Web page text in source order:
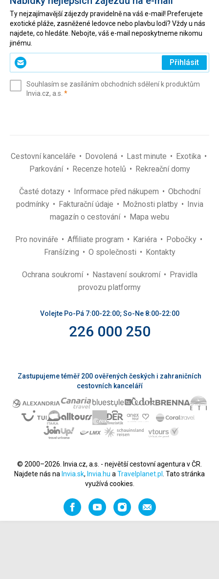
Ty nejzajímavější zájezdy pravidelně na váš e-mail! Preferujete
exotické pláže, zasněžené ledovce nebo plavbu lodí? Vždy u nás
najdete, co hledáte. Nebojte, váš e-mail neposkytneme nikomu
jinému.
Zadejte
svůj
(povinné)
Přihlásit
Souhlasím se zasíláním obchodních sdělení k produktům
Invia.cz, a.s. *(povinné)
Cestovní kanceláře Dovolená Last minute
Exotika
Parkování
Recenze hotelů Rekreační domy
Časté dotazy Informace před nákupem
Obchodní
podmínky
Fakturační údaje Možnosti platby
Invia
magazín o cestování
Mapa webu
Pro novináře Affiliate program Kariéra
Pobočky
Franšízing
O společnosti Kontakty
Ochrana soukromí Nastavení soukromí
Pravidla
provozu platformy
Volejte Po-Pá 7:00-22:00; So-Ne 8:00-22:00
226 000 250
Zastupujeme téměř 200 ověřených českých i zahraničních
cestovních kanceláří
© 2000–2026. Invia.cz, a.s. - největší cestovní agentura v ČR.
Najdete nás na Invia.sk, Invia.hu a Travelplanet.pl
. Tato stránka
využívá cookies.
FacebookYouTubeInstagramNapište
nám